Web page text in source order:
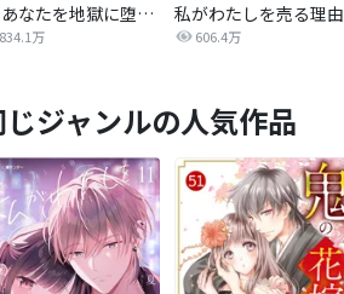
あなたを地獄に堕とすまで
834.1万
私がわたしを売る理由
606.4万
じジャンルの人気作品